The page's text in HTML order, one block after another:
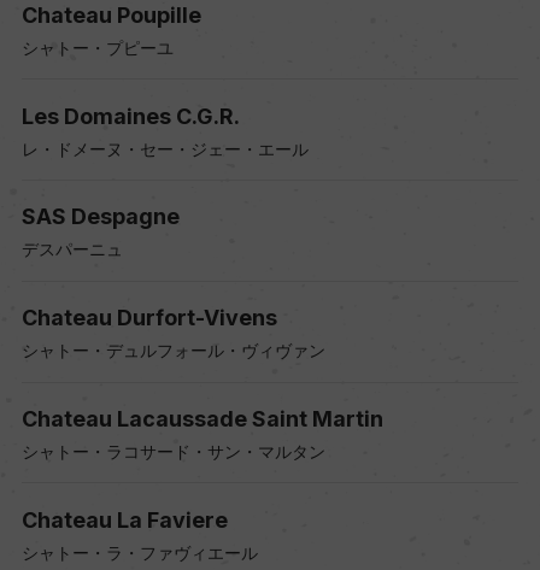
Chateau Poupille
シャトー・プピーユ
Les Domaines C.G.R.
レ・ドメーヌ・セー・ジェー・エール
SAS Despagne
デスパーニュ
Chateau Durfort-Vivens
シャトー・デュルフォール・ヴィヴァン
Chateau Lacaussade Saint Martin
シャトー・ラコサード・サン・マルタン
Chateau La Faviere
シャトー・ラ・ファヴィエール